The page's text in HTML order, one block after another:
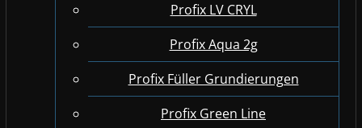
Profix LV CRYL
Profix Aqua 2g
Profix Füller Grundierungen
Profix Green Line